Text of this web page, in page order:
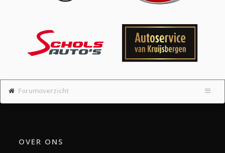
Forumoverzicht
OVER ONS